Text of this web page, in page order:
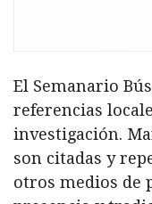
El Semanario
referencias
investigación.
son citadas y
otros medios de